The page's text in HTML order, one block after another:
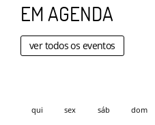
EM AGENDA
ver todos os eventos
qui sex sáb dom